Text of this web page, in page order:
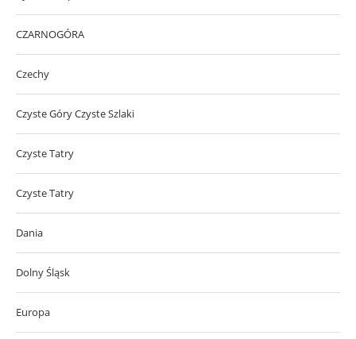
CZARNOGÓRA
Czechy
Czyste Góry Czyste Szlaki
Czyste Tatry
Czyste Tatry
Dania
Dolny Śląsk
Europa